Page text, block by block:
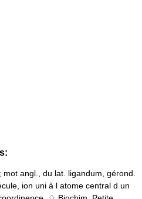
angl., du lat. ligandum, gérond.
ion uni à l atome central d un